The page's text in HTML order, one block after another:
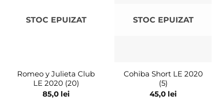
STOC EPUIZAT
Romeo y Julieta Club
LE 2020 (20)
85,0 lei
STOC EPUIZAT
Cohiba Short LE 2020
(5)
45,0 lei